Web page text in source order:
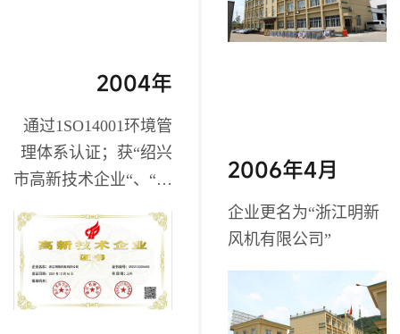
2004年
通过1SO14001环境管
理体系认证；获“绍兴
市高新技术企业“、“绍
著名高标”，“绍兴名牌
产品”、“ 绍兴市著名
商标”称号；
2006年4月
企业更名为“浙江明新
风机有限公司”